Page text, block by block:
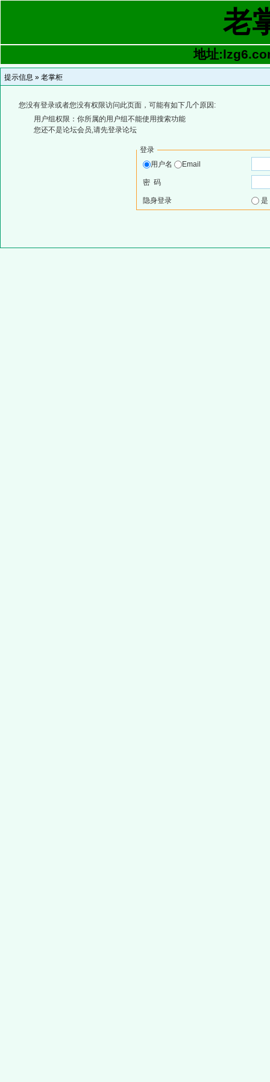
老
地址
提示信息 » 老掌柜
您没有登录或者您没有权限访问此页面，可能有如下几个原因:
用户组权限：你所属的用户组不能使用搜索功能
您还不是论坛会员,请先登录论坛
登录
用户名
Email
密 码
隐身登录